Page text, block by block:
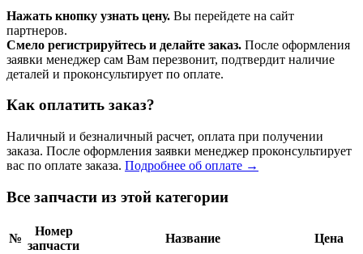
Нажать кнопку узнать цену. Вы перейдете на сайт
партнеров.
Смело регистрируйтесь и делайте заказ. После оформления
заявки менеджер сам Вам перезвонит, подтвердит наличие
деталей и проконсультирует по оплате.
Как оплатить заказ?
Наличный и безналичный расчет, оплата при получении
заказа. После оформления заявки менеджер проконсультирует
вас по оплате заказа. Подробнее об оплате →
Все запчасти из этой категории
№
Номер
запчасти
Название Цена